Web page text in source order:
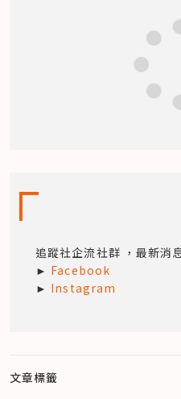
追蹤社企流社群 ，最新消
► Facebook
► Instagram
文章標籤